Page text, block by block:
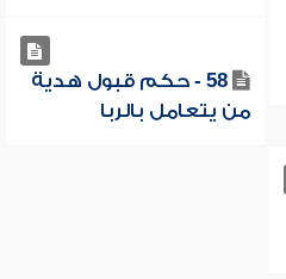
58 - حكم قبول هدية
من يتعامل بالربا